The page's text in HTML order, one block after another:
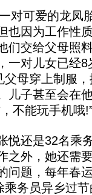
可爱的龙凤
也因为工作性
们交给父母照
一对儿女已经
父母穿上制服
儿子甚至会在
不能玩手机哦
还是32名乘务
之外，她还需
问题，每年春
乘务员异乡过